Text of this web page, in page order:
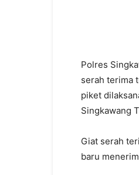
Polres
serah terima
piket
Singkawang
Giat serah
baru